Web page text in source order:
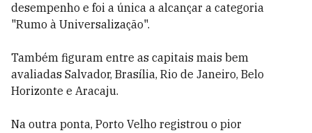
desempenho e foi a única a alcançar a categoria
"Rumo à Universalização".
Também figuram entre as capitais mais bem
avaliadas Salvador, Brasília, Rio de Janeiro, Belo
Horizonte e Aracaju.
Na outra ponta, Porto Velho registrou o pior